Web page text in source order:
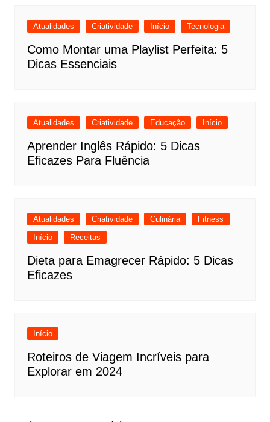
Atualidades Criatividade Início Tecnologia
Como Montar uma Playlist Perfeita: 5
Dicas Essenciais
Atualidades Criatividade Educação Início
Aprender Inglês Rápido: 5 Dicas
Eficazes Para Fluência
Atualidades Criatividade Culinária
Fitness
Início
Receitas
Dieta para Emagrecer Rápido: 5 Dicas
Eficazes
Início
Roteiros de Viagem Incríveis para
Explorar em 2024